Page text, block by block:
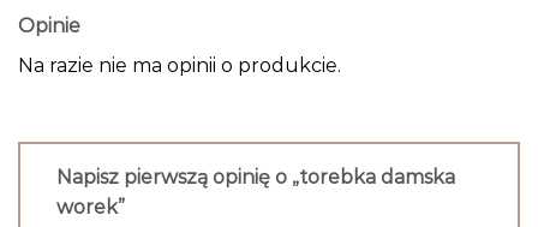
Opinie
Na razie nie ma opinii o produkcie.
Napisz pierwszą opinię o „torebka damska
worek”